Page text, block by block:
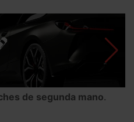
de segunda mano.